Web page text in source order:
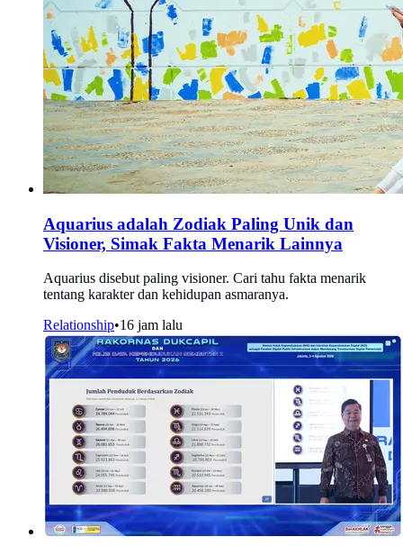
Aquarius adalah Zodiak Paling Unik dan
Visioner, Simak Fakta Menarik Lainnya
Aquarius disebut paling visioner. Cari tahu fakta menarik
tentang karakter dan kehidupan asmaranya.
Relationship•16 jam lalu